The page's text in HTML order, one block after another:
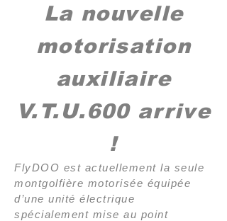
La nouvelle
motorisation
auxiliaire
V.T.U.600 arrive
!
FlyDOO est actuellement la seule
montgolfière motorisée équipée
d’une unité électrique
spécialement mise au point